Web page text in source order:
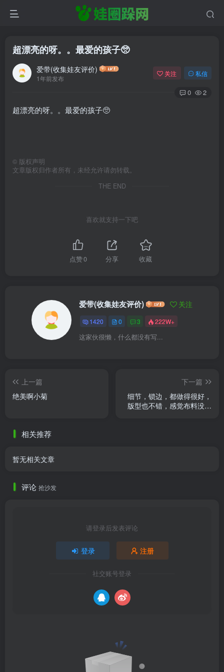
超漂亮的呀。。最爱的孩子🥺
爱带(收集娃友评价)
1年前发布
关注 私信
0 2
超漂亮的呀。。最爱的孩子🥺
© 版权声明
文章版权归作者所有，未经允许请勿转载。
THE END
喜欢就支持一下吧
点赞0 分享 收藏
爱带(收集娃友评价) 关注
1420 0 3 222W+
这家伙很懒，什么都没有写...
上一篇
绝美啊小菊
下一篇
细节，锁边，都做得很好，
版型也不错，感觉布料没图
相关推荐
暂无相关文章
评论 抢沙发
请登录后发表评论
登录 注册
社交账号登录